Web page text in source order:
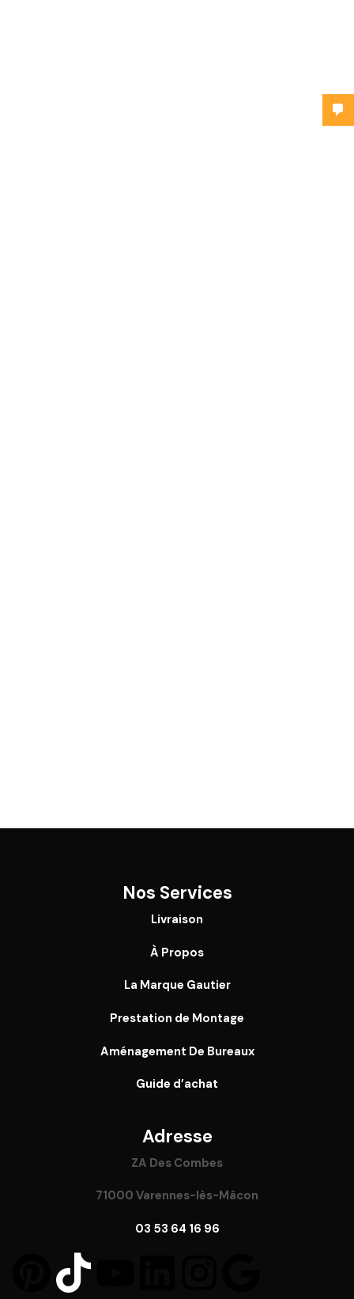
Nos Services
Livraison
À Propos
La Marque Gautier
Prestation de Montage
Aménagement De Bureaux
Guide d’achat
Adresse
ZA Des Combes
71000 Varennes-lès-Mâcon
03 53 64 16 96